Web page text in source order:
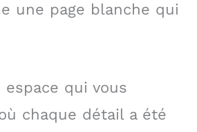
une page blanche qui
qui vous
chaque détail a été